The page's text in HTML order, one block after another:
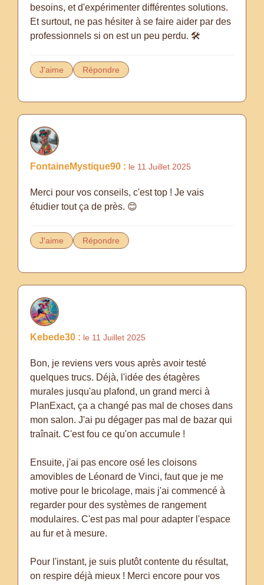
besoins, et d'expérimenter différentes solutions.
Et surtout, ne pas hésiter à se faire aider par des
professionnels si on est un peu perdu. 🛠️
J'aime Répondre
FontaineMystique90 : le 11 Juillet 2025
Merci pour vos conseils, c'est top ! Je vais
étudier tout ça de près. 😊
J'aime Répondre
Kebede30 : le 11 Juillet 2025
Bon, je reviens vers vous après avoir testé
quelques trucs. Déjà, l'idée des étagères
murales jusqu'au plafond, un grand merci à
PlanExact, ça a changé pas mal de choses dans
mon salon. J'ai pu dégager pas mal de bazar qui
traînait. C'est fou ce qu'on accumule !
Ensuite, j'ai pas encore osé les cloisons
amovibles de Léonard de Vinci, faut que je me
motive pour le bricolage, mais j'ai commencé à
regarder pour des systèmes de rangement
modulaires. C'est pas mal pour adapter l'espace
au fur et à mesure.
Pour l'instant, je suis plutôt contente du résultat,
on respire déjà mieux ! Merci encore pour vos